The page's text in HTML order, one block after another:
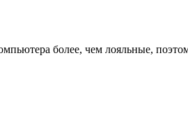
более, чем лояльные,